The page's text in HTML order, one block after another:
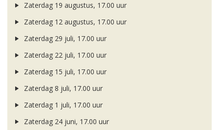
Zaterdag 19 augustus, 17.00 uur
Zaterdag 12 augustus, 17.00 uur
Zaterdag 29 juli, 17.00 uur
Zaterdag 22 juli, 17.00 uur
Zaterdag 15 juli, 17.00 uur
Zaterdag 8 juli, 17.00 uur
Zaterdag 1 juli, 17.00 uur
Zaterdag 24 juni, 17.00 uur